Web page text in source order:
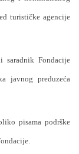
turističke agencije
saradnik Fondacije
javnog preduzeća
pisama podrške